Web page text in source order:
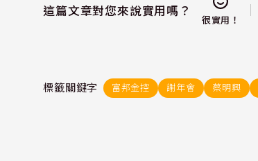
這篇文章對您來說實用嗎？
很實用！
標籤關鍵字 富邦金控 謝年會 蔡明興